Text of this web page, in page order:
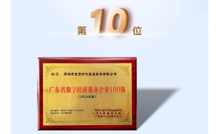
联系东信